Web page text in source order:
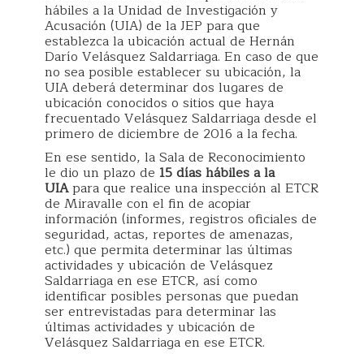
hábiles a la Unidad de Investigación y
Acusación (UIA) de la JEP para que
establezca la ubicación actual de Hernán
Darío Velásquez Saldarriaga. En caso de que
no sea posible establecer su ubicación, la
UIA deberá determinar dos lugares de
ubicación conocidos o sitios que haya
frecuentado Velásquez Saldarriaga desde el
primero de diciembre de 2016 a la fecha.
En ese sentido, la Sala de Reconocimiento
le dio un plazo de 15 días hábiles a la
UIApara que realice una inspección al ETCR
de Miravalle con el fin de acopiar
información (informes, registros oficiales de
seguridad, actas, reportes de amenazas,
etc.) que permita determinar las últimas
actividades y ubicación de Velásquez
Saldarriaga en ese ETCR, así como
identificar posibles personas que puedan
ser entrevistadas para determinar las
últimas actividades y ubicación de
Velásquez Saldarriaga en ese ETCR.